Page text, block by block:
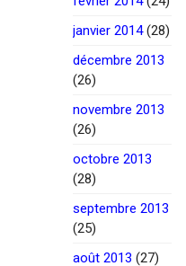
janvier 2014(28)
décembre 2013
(26)
novembre 2013
(26)
octobre 2013
(28)
septembre 2013
(25)
août 2013 (27)